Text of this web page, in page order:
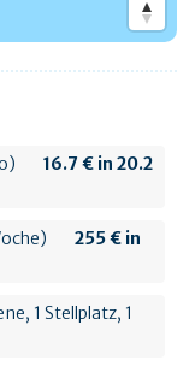
16.7 € in 20.2
255 € in
1 Stellplatz, 1